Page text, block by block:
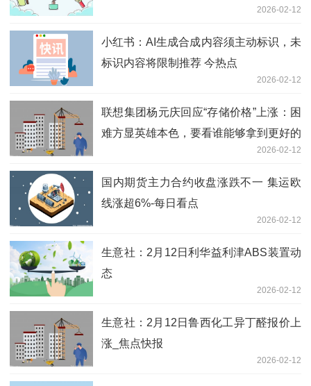
2026-02-12
小红书：AI生成合成内容须主动标识，未
标识内容将限制推荐 今热点
2026-02-12
联想集团杨元庆回应“存储价格”上涨：困
难方显英雄本色，要看谁能够拿到更好的
2026-02-12
国内期货主力合约收盘涨跌不一 集运欧
线涨超6%-每日看点
2026-02-12
生意社：2月12日利华益利津ABS装置动
态
2026-02-12
生意社：2月12日鲁西化工异丁醛报价上
涨_焦点快报
2026-02-12